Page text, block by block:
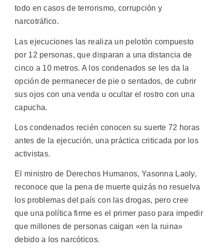
todo en casos de terrorismo, corrupción y
narcotráfico.
Las ejecuciones las realiza un pelotón compuesto
por 12 personas, que disparan a una distancia de
cinco a 10 metros. A los condenados se les da la
opción de permanecer de pie o sentados, de cubrir
sus ojos con una venda u ocultar el rostro con una
capucha.
Los condenados recién conocen su suerte 72 horas
antes de la ejecución, una práctica criticada por los
activistas.
El ministro de Derechos Humanos, Yasonna Laoly,
reconoce que la pena de muerte quizás no resuelva
los problemas del país con las drogas, pero cree
que una política firme es el primer paso para impedir
que millones de personas caigan «en la ruina»
debido a los narcóticos.